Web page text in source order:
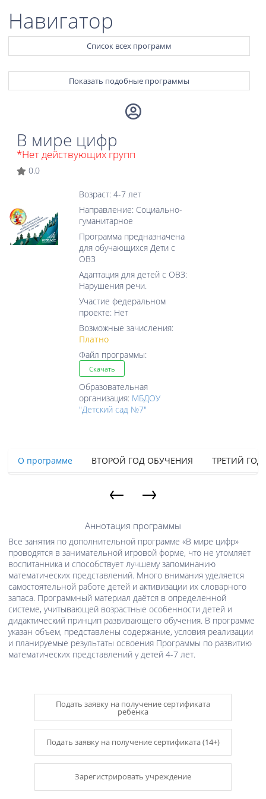
Навигатор
Список всех программ
Показать подобные программы
В мире цифр
*Нет действующих групп
0.0
Возраст: 4-7 лет
Направление: Социально-
гуманитарное
Программа предназначена
для обучающихся Дети с
ОВЗ
Адаптация для детей с ОВЗ:
Нарушения речи.
Участие федеральном
проекте: Нет
Возможные зачисления:
Платно
Файл программы:
Скачать
Образовательная
организация: МБДОУ
"Детский сад №7"
О программе ВТОРОЙ ГОД ОБУЧЕНИЯ ТРЕТИЙ
← →
Аннотация программы
Все занятия по дополнительной программе «В мире цифр»
проводятся в занимательной игровой форме, что не утомляет
воспитанника и способствует лучшему запоминанию
математических представлений. Много внимания уделяется
самостоятельной работе детей и активизации их словарного
запаса. Программный материал даётся в определенной
системе, учитывающей возрастные особенности детей и
дидактический принцип развивающего обучения. В программе
указан объем, представлены содержание, условия реализации
и планируемые результаты освоения Программы по развитию
математических представлений у детей 4-7 лет.
Подать заявку на получение сертификата
ребенка
Подать заявку на получение сертификата (14+)
Зарегистрировать учреждение